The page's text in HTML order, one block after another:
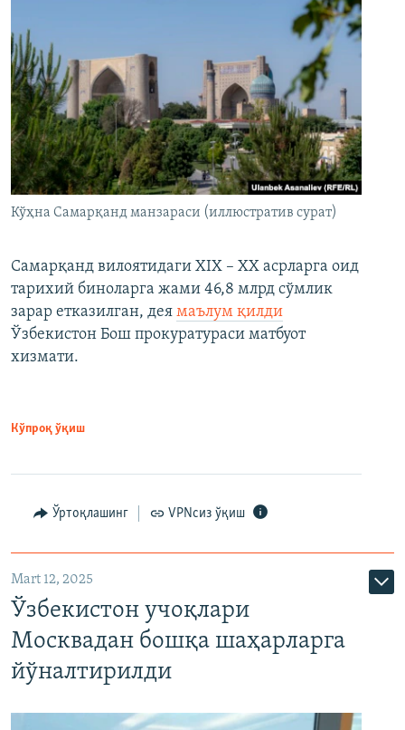
Кўҳна Самарқанд манзараси (иллюстратив сурат)
Самарқанд вилоятидаги XIX – XX асрларга оид
тарихий биноларга жами 46,8 млрд сўмлик
зарар етказилган, дея маълум қилди
Ўзбекистон Бош прокуратураси матбуот
хизмати.
Кўпроқ ўқиш
Ўртоқлашинг VPNсиз ўқиш
Mart 12, 2025
Ўзбекистон учоқлари
Москвадан бошқа шаҳарларга
йўналтирилди